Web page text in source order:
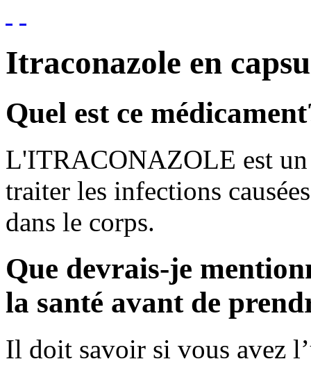
Itraconazole en
Quel est ce
L'ITRACONAZOLE est
traiter les infections
dans le corps.
Que devrais-je
la santé avant de
Il doit savoir si vous avez